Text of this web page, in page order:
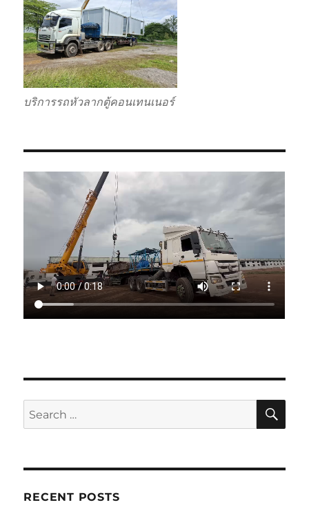
บริการรถหัวลากตู้คอนเทนเนอร์
Search
for:
RECENT POSTS